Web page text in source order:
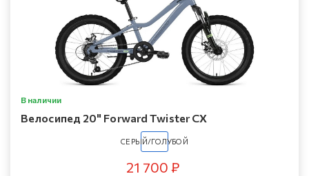
В наличии
Велосипед 20" Forward Twister CX
СЕРЫЙ/ГОЛУБОЙ
21 700 ₽